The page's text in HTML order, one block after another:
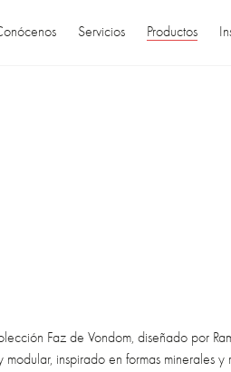
Servicios Productos
Faz de Vondom, diseñado por
modular, inspirado en formas minerales y